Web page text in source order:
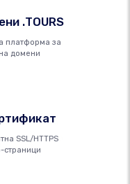
.TOURS
платформа за
домени
SSL/HTTPS
страници